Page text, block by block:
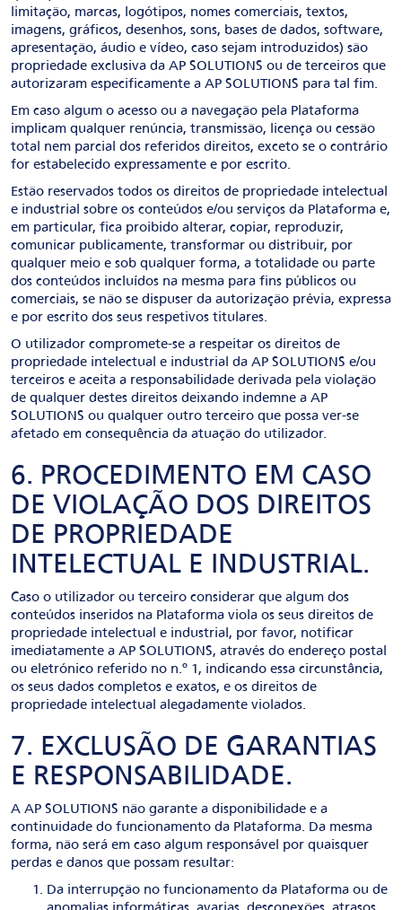
limitação, marcas, logótipos, nomes comerciais, textos,
imagens, gráficos, desenhos, sons, bases de dados, software,
apresentação, áudio e vídeo, caso sejam introduzidos) são
propriedade exclusiva da AP SOLUTIONS ou de terceiros que
autorizaram especificamente a AP SOLUTIONS para tal fim.
Em caso algum o acesso ou a navegação pela Plataforma
implicam qualquer renúncia, transmissão, licença ou cessão
total nem parcial dos referidos direitos, exceto se o contrário
for estabelecido expressamente e por escrito.
Estão reservados todos os direitos de propriedade intelectual
e industrial sobre os conteúdos e/ou serviços da Plataforma e,
em particular, fica proibido alterar, copiar, reproduzir,
comunicar publicamente, transformar ou distribuir, por
qualquer meio e sob qualquer forma, a totalidade ou parte
dos conteúdos incluídos na mesma para fins públicos ou
comerciais, se não se dispuser da autorização prévia, expressa
e por escrito dos seus respetivos titulares.
O utilizador compromete-se a respeitar os direitos de
propriedade intelectual e industrial da AP SOLUTIONS e/ou
terceiros e aceita a responsabilidade derivada pela violação
de qualquer destes direitos deixando indemne a AP
SOLUTIONS ou qualquer outro terceiro que possa ver-se
afetado em consequência da atuação do utilizador.
6. PROCEDIMENTO EM CASO
DE VIOLAÇÃO DOS DIREITOS
DE PROPRIEDADE
INTELECTUAL E INDUSTRIAL.
Caso o utilizador ou terceiro considerar que algum dos
conteúdos inseridos na Plataforma viola os seus direitos de
propriedade intelectual e industrial, por favor, notificar
imediatamente a AP SOLUTIONS, através do endereço postal
ou eletrónico referido no n.º 1, indicando essa circunstância,
os seus dados completos e exatos, e os direitos de
propriedade intelectual alegadamente violados.
7. EXCLUSÃO DE GARANTIAS
E RESPONSABILIDADE.
A AP SOLUTIONS não garante a disponibilidade e a
continuidade do funcionamento da Plataforma. Da mesma
forma, não será em caso algum responsável por quaisquer
perdas e danos que possam resultar:
Da interrupção no funcionamento da Plataforma ou de